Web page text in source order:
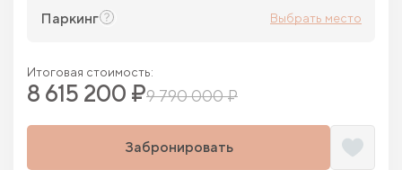
Паркинг Выбрать место
Итоговая стоимость:
8 615 200 ₽9 790 000 ₽
Забронировать